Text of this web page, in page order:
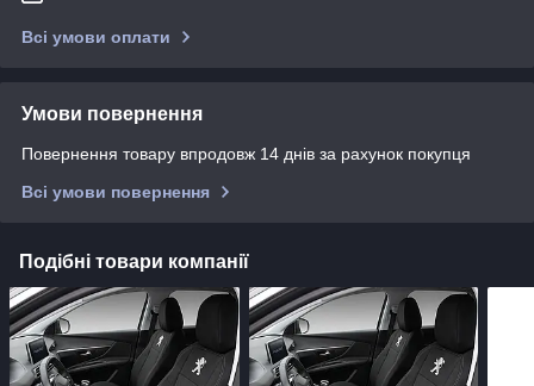
Всі умови оплати
Умови повернення
Повернення товару впродовж 14 днів за рахунок покупця
Всі умови повернення
Подібні товари компанії